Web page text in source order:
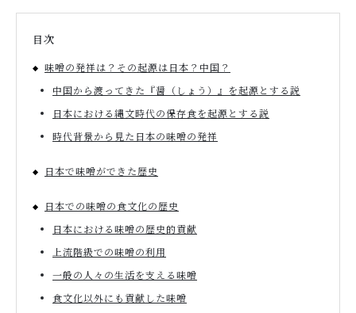
目次
味噌の発祥は？その起源は日本？中国？
中国から渡ってきた『醤（しょう）』を起源とする説
日本における縄文時代の保存食を起源とする説
時代背景から見た日本の味噌の発祥
日本で味噌ができた歴史
日本での味噌の食文化の歴史
日本における味噌の歴史的貢献
上流階級での味噌の利用
一般の人々の生活を支える味噌
食文化以外にも貢献した味噌